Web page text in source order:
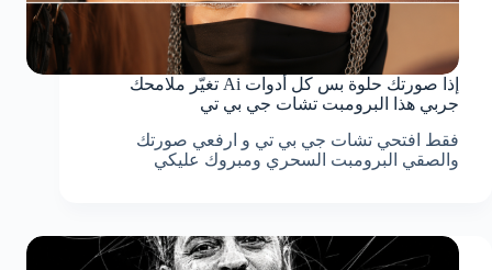
إذا صورتك حلوة بس كل أدوات Ai تغيّر ملامحك
جربي هذا البرومبت تشات جي بي تي
فقط افتحي تشات جي بي تي و ارفعي صورتك
والصقي البرومبت السحري ومبروك عليكي